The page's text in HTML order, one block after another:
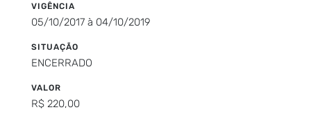
VIGÊNCIA
05/10/2017 à 04/10/2019
SITUAÇÃO
ENCERRADO
VALOR
R$ 220,00